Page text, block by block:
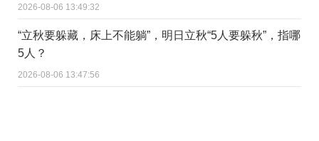
2026-08-06 13:49:32
“立秋要躲藏，床上不能躺”，明日立秋“5人要躲秋”，指哪
5人？
2026-08-06 13:47:56